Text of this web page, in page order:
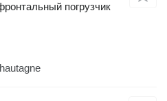
погрузчик